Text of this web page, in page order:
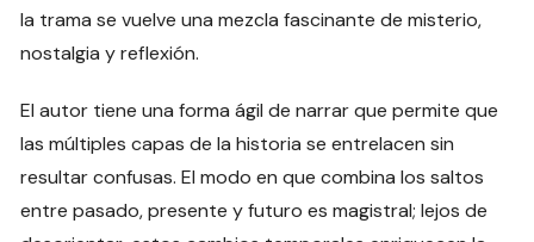
la trama se vuelve una mezcla fascinante de misterio,
nostalgia y reflexión.
El autor tiene una forma ágil de narrar que permite que
las múltiples capas de la historia se entrelacen sin
resultar confusas. El modo en que combina los saltos
entre pasado, presente y futuro es magistral; lejos de